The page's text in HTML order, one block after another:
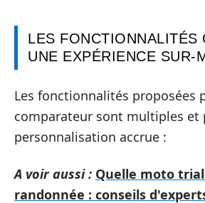
LES FONCTIONNALITÉS
UNE EXPÉRIENCE SUR-
Les fonctionnalités proposées
comparateur sont multiples et
personnalisation accrue :
A voir aussi : Quelle moto
randonnée : conseils